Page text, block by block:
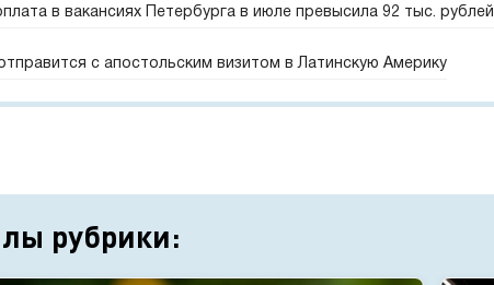
в вакансиях Петербурга в июле превысила 92 тыс. рублей
с апостольским визитом в Латинскую Америку
рубрики: